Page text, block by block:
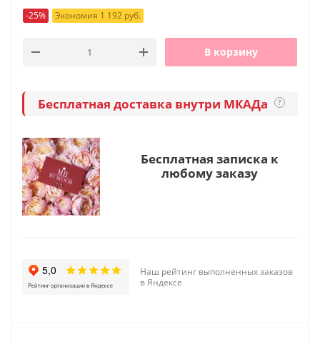
-25% Экономия 1 192 руб.
В корзину
Бесплатная доставка внутри МКАДа ?
Бесплатная записка к
любому заказу
Наш рейтинг выполненных заказов
в Яндексе